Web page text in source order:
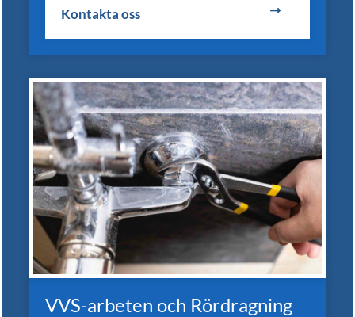
Kontakta oss
VVS-arbeten och Rördragning